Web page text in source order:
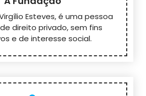
Esteves, é uma pessoa
direito privado, sem fins
e de interesse social.